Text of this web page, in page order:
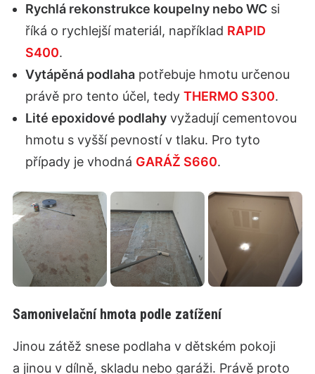
Rychlá rekonstrukce koupelny nebo WC si
říká o rychlejší materiál, například RAPID
S400.
Vytápěná podlaha potřebuje hmotu určenou
právě pro tento účel, tedy THERMO S300.
Lité epoxidové podlahy vyžadují cementovou
hmotu s vyšší pevností v tlaku. Pro tyto
případy je vhodná GARÁŽ S660.
Samonivelační hmota podle zatížení
Jinou zátěž snese podlaha v dětském pokoji
a jinou v dílně, skladu nebo garáži. Právě proto